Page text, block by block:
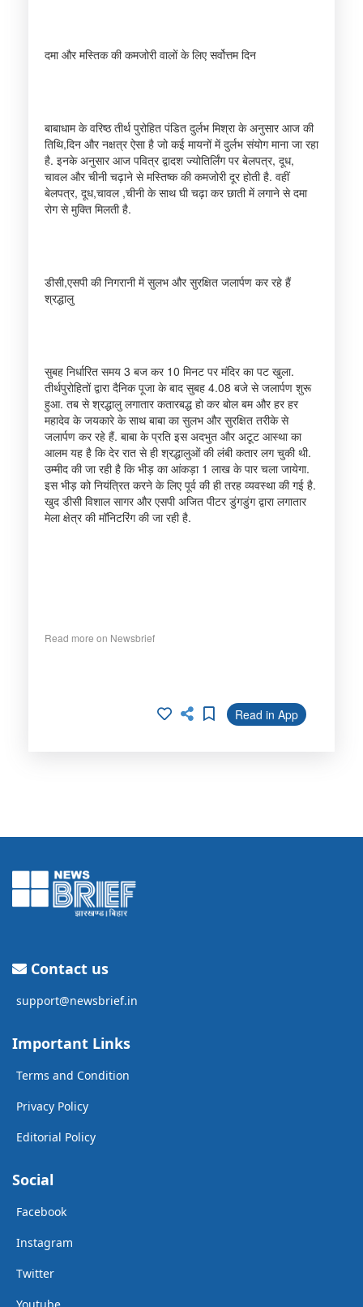
दमा और मस्तिक की कमजोरी वालों के लिए सर्वोत्तम दिन
बाबाधाम के वरिष्ठ तीर्थ पुरोहित पंडित दुर्लभ मिश्रा के अनुसार आज की
तिथि,दिन और नक्षत्र ऐसा है जो कई मायनों में दुर्लभ संयोग माना जा रहा
है. इनके अनुसार आज पवित्र द्वादश ज्योतिर्लिंग पर बेलपत्र, दूध,
चावल और चीनी चढ़ाने से मस्तिष्क की कमजोरी दूर होती है. वहीं
बेलपत्र, दूध,चावल ,चीनी के साथ घी चढ़ा कर छाती में लगाने से दमा
रोग से मुक्ति मिलती है.
डीसी,एसपी की निगरानी में सुलभ और सुरक्षित जलार्पण कर रहे हैं
श्रद्धालु
सुबह निर्धारित समय 3 बज कर 10 मिनट पर मंदिर का पट खुला.
तीर्थपुरोहितों द्वारा दैनिक पूजा के बाद सुबह 4.08 बजे से जलार्पण शुरू
हुआ. तब से श्रद्धालु लगातार कतारबद्ध हो कर बोल बम और हर हर
महादेव के जयकारे के साथ बाबा का सुलभ और सुरक्षित तरीके से
जलार्पण कर रहे हैं. बाबा के प्रति इस अदभुत और अटूट आस्था का
आलम यह है कि देर रात से ही श्रद्धालुओं की लंबी कतार लग चुकी थी.
उम्मीद की जा रही है कि भीड़ का आंकड़ा 1 लाख के पार चला जायेगा.
इस भीड़ को नियंत्रित करने के लिए पूर्व की ही तरह व्यवस्था की गई है.
खुद डीसी विशाल सागर और एसपी अजित पीटर डुंगडुंग द्वारा लगातार
मेला क्षेत्र की मॉनिटरिंग की जा रही है.
Read more on Newsbrief
Read in App
Contact us
support@newsbrief.in
Important Links
Terms and Condition
Privacy Policy
Editorial Policy
Social
Facebook
Instagram
Twitter